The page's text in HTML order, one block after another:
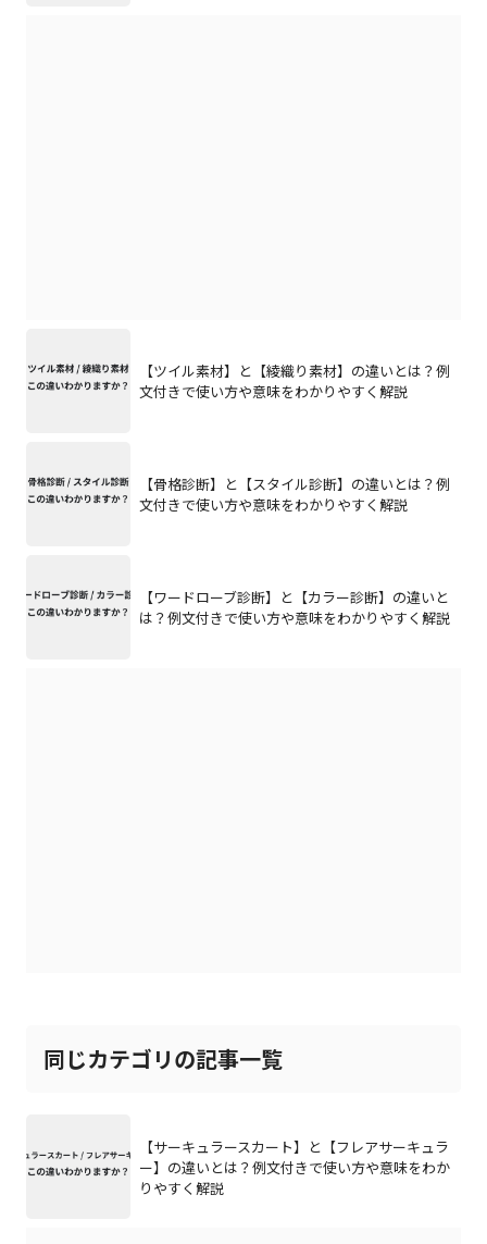
【ツイル素材】と【綾織り素材】の違いとは？例
文付きで使い方や意味をわかりやすく解説
【骨格診断】と【スタイル診断】の違いとは？例
文付きで使い方や意味をわかりやすく解説
【ワードローブ診断】と【カラー診断】の違いと
は？例文付きで使い方や意味をわかりやすく解説
同じカテゴリの記事一覧
【サーキュラースカート】と【フレアサーキュラ
ー】の違いとは？例文付きで使い方や意味をわか
りやすく解説